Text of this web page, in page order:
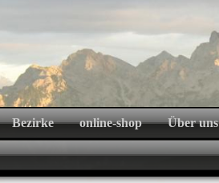
Bezirke online-shop Über uns